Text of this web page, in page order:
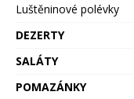
Luštěninové polévky
DEZERTY
SALÁTY
POMAZÁNKY